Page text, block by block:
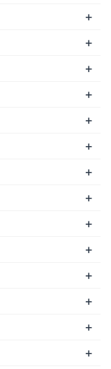
+
+
+
+
+
+
+
+
+
+
+
+
+
+